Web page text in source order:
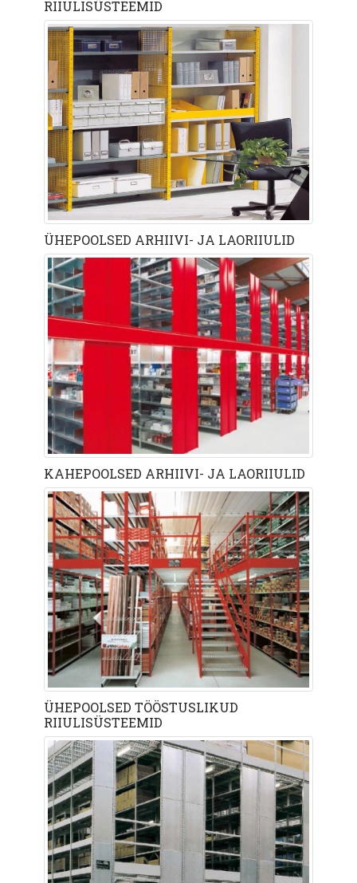
RIIULISÜSTEEMID
ÜHEPOOLSED ARHIIVI- JA LAORIIULID
KAHEPOOLSED ARHIIVI- JA LAORIIULID
ÜHEPOOLSED TÖÖSTUSLIKUD
RIIULISÜSTEEMID